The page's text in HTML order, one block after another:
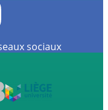
sociaux